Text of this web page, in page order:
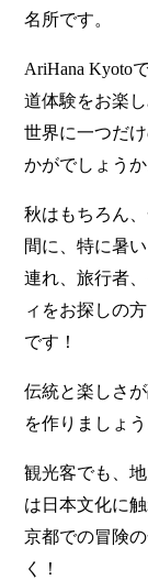
名所です。
AriHana Kyoto
道体験をお楽
世界に一つだ
かがでしょうか
秋はもちろん
間に、特に暑
連れ、旅行者
ィをお探しの
です！
伝統と楽しさ
を作りましょう
観光客でも、
は日本文化に
京都での冒険
く！